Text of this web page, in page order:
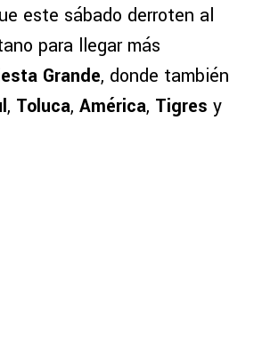
este sábado derroten al
para llegar más
Grande, donde también
, Toluca, América, Tigres y